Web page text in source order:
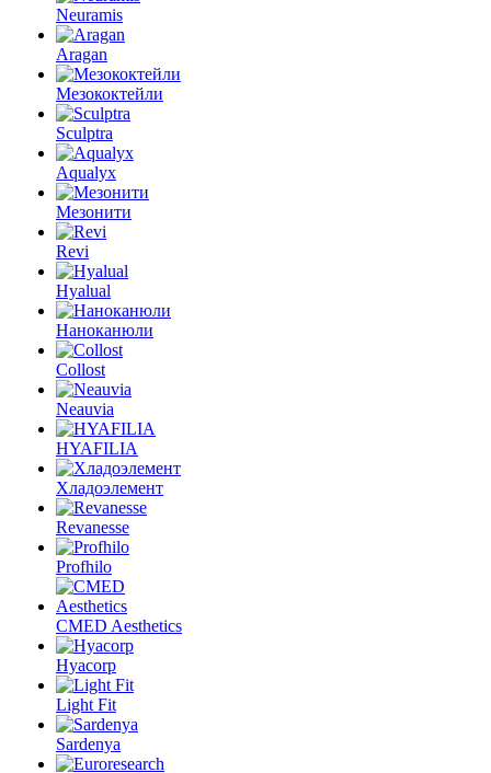
Neuramis
Aragan
Мезококтейли
Sculptra
Aqualyx
Мезонити
Revi
Hyalual
Наноканюли
Collost
Neauvia
HYAFILIA
Хладоэлемент
Revanesse
Profhilo
CMED Aesthetics
Hyacorp
Light Fit
Sardenya